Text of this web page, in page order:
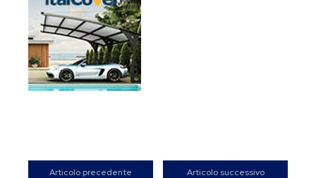
Articolo precedente Articolo successivo